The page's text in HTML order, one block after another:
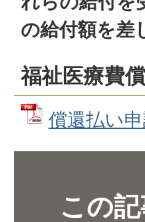
の給付額を差
福祉医療費
償還払い
この